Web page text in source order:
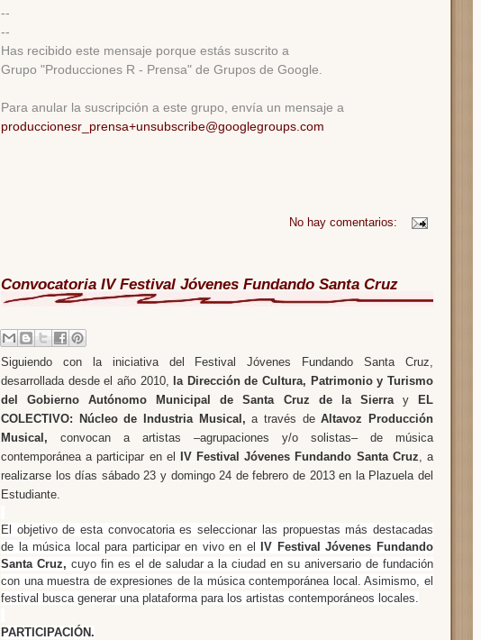
--
--
Has recibido este mensaje porque estás suscrito a
Grupo "Producciones R - Prensa" de Grupos de Google.
Para anular la suscripción a este grupo, envía un mensaje a
produccionesr_prensa+unsubscribe@googlegroups.com
No hay comentarios:
Convocatoria IV Festival Jóvenes Fundando Santa Cruz
Siguiendo con la iniciativa del Festival Jóvenes Fundando Santa Cruz,
desarrollada desde el año 2010, la Dirección de Cultura, Patrimonio y Turismo
del Gobierno Autónomo Municipal de Santa Cruz de la SierrayEL
COLECTIVO: Núcleo de Industria Musical,a través deAltavoz Producción
Musical, convocan a artistas –agrupaciones y/o solistas– de música
contemporánea a participar en el IV Festival Jóvenes Fundando Santa Cruz , a
realizarse los días sábado 23 y domingo 24 de febrero de 2013 en la Plazuela del
Estudiante.
El objetivo de esta convocatoria es seleccionar las propuestas más destacadas
de la música local para participar en vivo en elIV Festival Jóvenes Fundando
Santa Cruz, cuyo fin es el de saludar a la ciudad en su aniversario de fundación
con una muestra de expresiones de la música contemporánea local. Asimismo, el
festival busca generar una plataforma para los artistas contemporáneos locales.
PARTICIPACIÓN.